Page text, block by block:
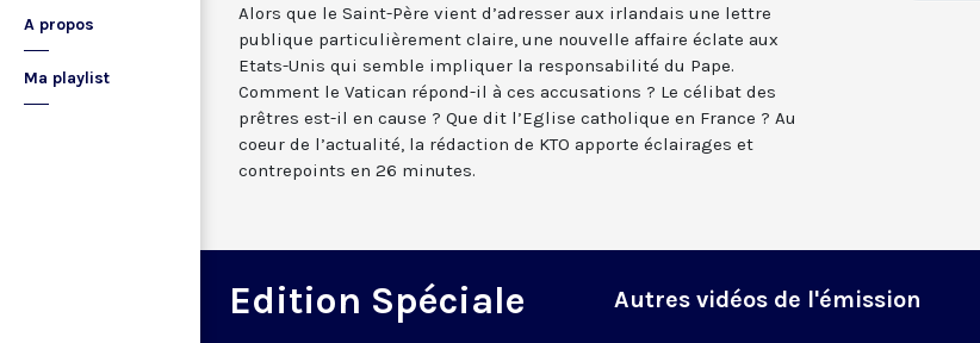
A propos
Ma playlist
Alors que le Saint-Père vient d’adresser aux irlandais une lettre
publique particulièrement claire, une nouvelle affaire éclate aux
Etats-Unis qui semble impliquer la responsabilité du Pape.
Comment le Vatican répond-il à ces accusations ? Le célibat des
prêtres est-il en cause ? Que dit l’Eglise catholique en France ? Au
coeur de l’actualité, la rédaction de KTO apporte éclairages et
contrepoints en 26 minutes.
Edition Spéciale Autres vidéos de l'émission